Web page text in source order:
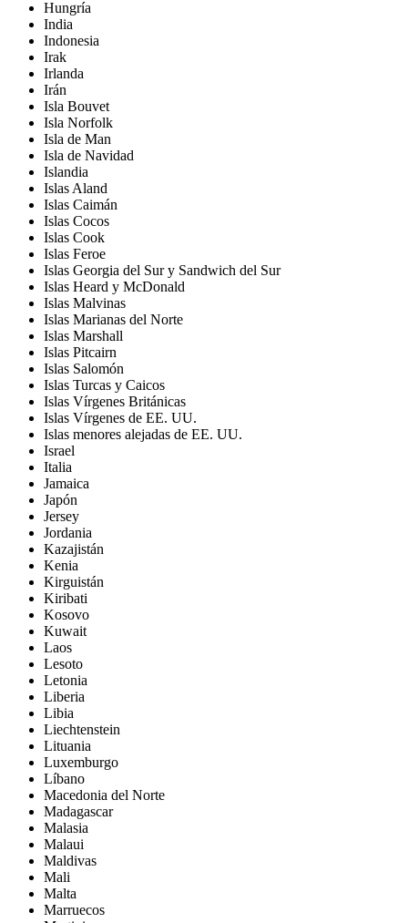
Hungría
India
Indonesia
Irak
Irlanda
Irán
Isla Bouvet
Isla Norfolk
Isla de Man
Isla de Navidad
Islandia
Islas Aland
Islas Caimán
Islas Cocos
Islas Cook
Islas Feroe
Islas Georgia del Sur y Sandwich del Sur
Islas Heard y McDonald
Islas Malvinas
Islas Marianas del Norte
Islas Marshall
Islas Pitcairn
Islas Salomón
Islas Turcas y Caicos
Islas Vírgenes Británicas
Islas Vírgenes de EE. UU.
Islas menores alejadas de EE. UU.
Israel
Italia
Jamaica
Japón
Jersey
Jordania
Kazajistán
Kenia
Kirguistán
Kiribati
Kosovo
Kuwait
Laos
Lesoto
Letonia
Liberia
Libia
Liechtenstein
Lituania
Luxemburgo
Líbano
Macedonia del Norte
Madagascar
Malasia
Malaui
Maldivas
Mali
Malta
Marruecos